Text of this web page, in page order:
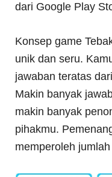
dari Google Play
Konsep game
unik dan seru.
jawaban teratas
Makin banyak
makin banyak
pihakmu.
memperoleh